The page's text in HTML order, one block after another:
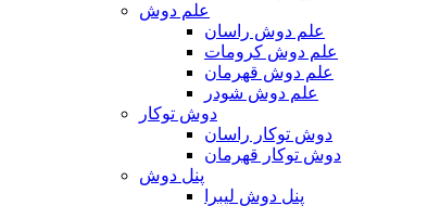
علم دوش
علم دوش راسان
علم دوش کرومات
علم دوش قهرمان
علم دوش شودر
دوش توکار
دوش توکار راسان
دوش توکار قهرمان
پنل دوش
پنل دوش لیبرا